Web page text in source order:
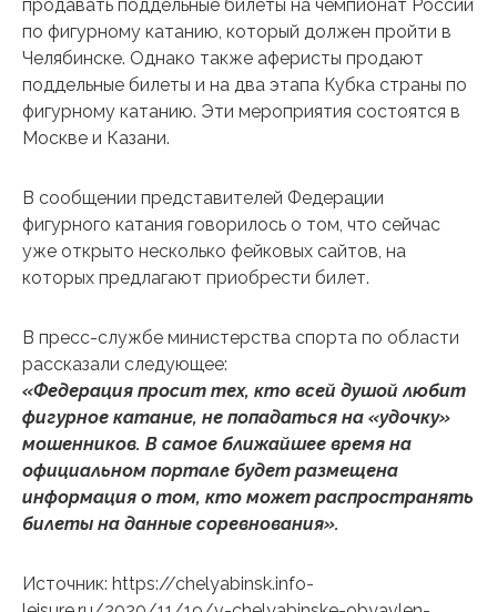
продавать поддельные билеты на чемпионат России
по фигурному катанию, который должен пройти в
Челябинске. Однако также аферисты продают
поддельные билеты и на два этапа Кубка страны по
фигурному катанию. Эти мероприятия состоятся в
Москве и Казани.
В сообщении представителей Федерации
фигурного катания говорилось о том, что сейчас
уже открыто несколько фейковых сайтов, на
которых предлагают приобрести билет.
В пресс-службе министерства спорта по области
рассказали следующее:
«Федерация просит тех, кто всей душой любит
фигурное катание, не попадаться на «удочку»
мошенников. В самое ближайшее время на
официальном портале будет размещена
информация о том, кто может распространять
билеты на данные соревнования».
Источник: https://chelyabinsk.info-